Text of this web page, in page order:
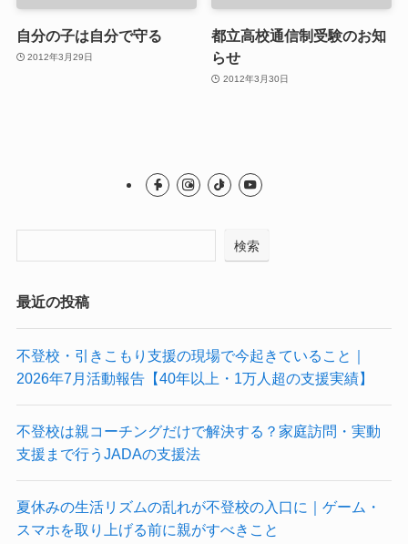
自分の子は自分で守る
2012年3月29日
都立高校通信制受験のお知
らせ
2012年3月30日
検索
最近の投稿
不登校・引きこもり支援の現場で今起きていること｜
2026年7月活動報告【40年以上・1万人超の支援実績】
不登校は親コーチングだけで解決する？家庭訪問・実動
支援まで行うJADAの支援法
夏休みの生活リズムの乱れが不登校の入口に｜ゲーム・
スマホを取り上げる前に親がすべきこと